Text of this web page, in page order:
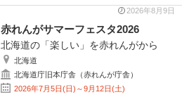
2026年8月9日
赤れんがサマーフェスタ2026
北海道の「楽しい」を赤れんがから
北海道
北海道庁旧本庁舎（赤れんが庁舎）
2026年7月5日(日)～9月12日(土)